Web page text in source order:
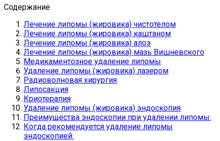
Содержание
Лечение липомы (жировика) чистотелом
Лечение липомы (жировика) каштаном
Лечение липомы (жировика) алоэ
Лечение липомы (жировика) мазь Вишневского
Медикаментозное удаление липомы
Удаление липомы (жировика) лазером
Радиоволновая хирургия
Липосакция
Криотерапия
Удаление липомы (жировика) эндоскопия
Преимущества эндоскопии при удалении липомы:
Когда рекомендуется удаление липомы
эндоскопией: